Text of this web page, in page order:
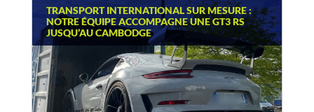
TRANSPORT INTERNATIONAL SUR MESURE :
NOTRE ÉQUIPE ACCOMPAGNE UNE GT3 RS
JUSQU’AU CAMBODGE